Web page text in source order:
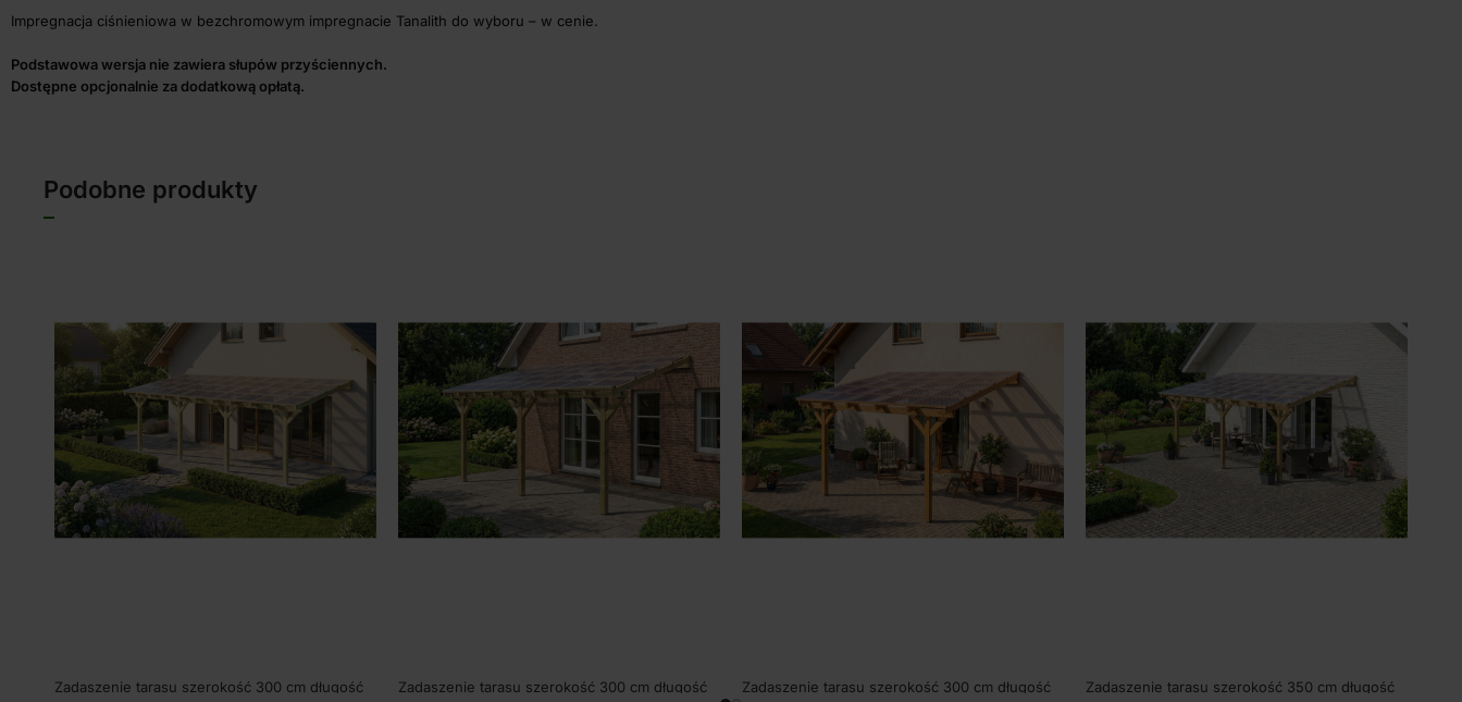
Impregnacja ciśnieniowa w bezchromowym impregnacie Tanalith do wyboru – w cenie.
Podstawowa wersja nie zawiera słupów przyściennych.
Dostępne opcjonalnie za dodatkową opłatą.
Podobne produkty
Zadaszenie tarasu szerokość 300 cm długość
Zadaszenie tarasu szerokość 300 cm długość
Zadaszenie tarasu szerokość 300 cm długość
Zadaszenie tarasu szerokość 350 cm długość